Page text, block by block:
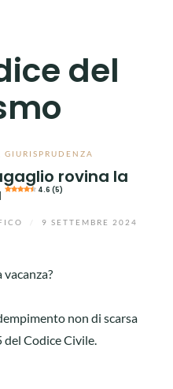
del
GIURISPRUDENZA
rovina la
4.6 (5)
9 SETTEMBRE 2024
non di scarsa
del Codice Civile.